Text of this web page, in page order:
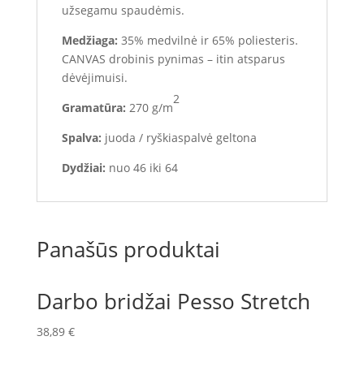
užsegamu spaudėmis.
Medžiaga: 35% medvilnė ir 65% poliesteris.
CANVAS drobinis pynimas – itin atsparus
dėvėjimuisi.
Gramatūra: 270 g/m
2
Spalva: juoda / ryškiaspalvė geltona
Dydžiai: nuo 46 iki 64
Panašūs produktai
Darbo bridžai Pesso Stretch
38,89 €